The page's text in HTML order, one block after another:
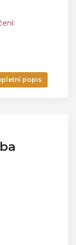
popis